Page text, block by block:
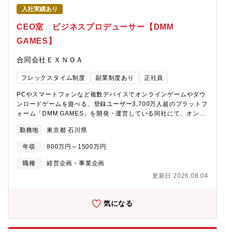
入社実績あり
CEO室 ビジネスプロデューサー【DMM
GAMES】
合同会社ＥＸＮＯＡ
フレックスタイム制度 副業制度あり 正社員
PCやスマートフォンなど複数デバイスでオンラインゲームやダウ
ンロードゲームを遊べる、登録ユーザー3,700万人超のプラットフ
ォーム「DMM GAMES」を開発・運営している同社にて、オンラ
ビジネスの更なるグロースの責任を担うポジションを募集しま
す。【業務内容】・新規タイトルやIP、サービスの企画・立ち上
げ・外部ディベロッパーやクリエイターとの協業体制の組成、契
約締結・プロジェクト予算の策定と管理・開発フェーズにおける
ト・マーケティング戦略の策定（専任チームとともに）・運用フ
想定しています。スキルセットやご経験を踏まえて担当業務を調
整させていただきます。【企業について】DMMグループの中核企
業であり、国内最大級のオンラインゲームプラットフォーム
「DMM GAMES」を運営する同社。サービスとしては運営10周年
勤務地 東京都 石川県
年収 800万円～1500万円
職種
経営企画・事業企画
更新日 2026.08.04
気になる